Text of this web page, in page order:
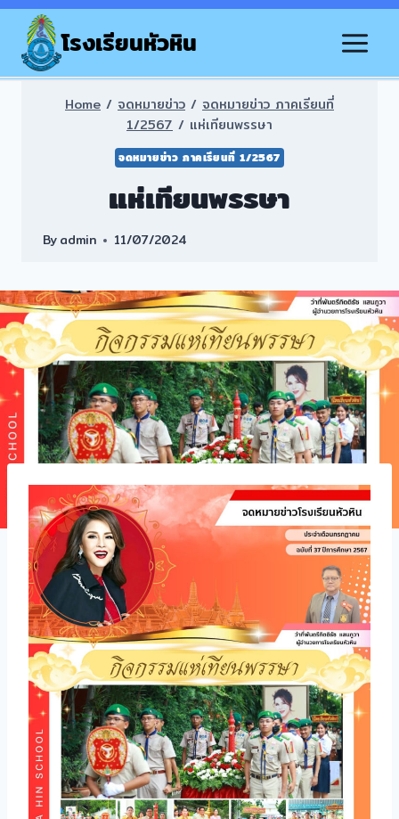
Skip
contentโรงเรียนหัวหิน
Home / จดหมายข่าว / จดหมายข่าว ภาคเรียนที่
1/2567 / แห่เทียนพรรษา
จดหมายข่าว ภาคเรียนที่ 1/2567
แห่เทียนพรรษา
Byadmin 11/07/2024